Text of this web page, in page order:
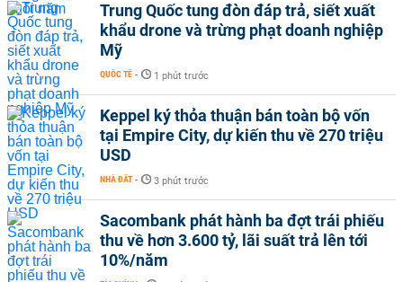
Trung Quốc tung đòn đáp trả, siết xuất
khẩu drone và trừng phạt doanh nghiệp
Mỹ
QUỐC TẾ - 1 phút trước
Keppel ký thỏa thuận bán toàn bộ vốn
tại Empire City, dự kiến thu về 270 triệu
USD
NHÀ ĐẤT - 3 phút trước
Sacombank phát hành ba đợt trái phiếu
thu về hơn 3.600 tỷ, lãi suất trả lên tới
10%/năm